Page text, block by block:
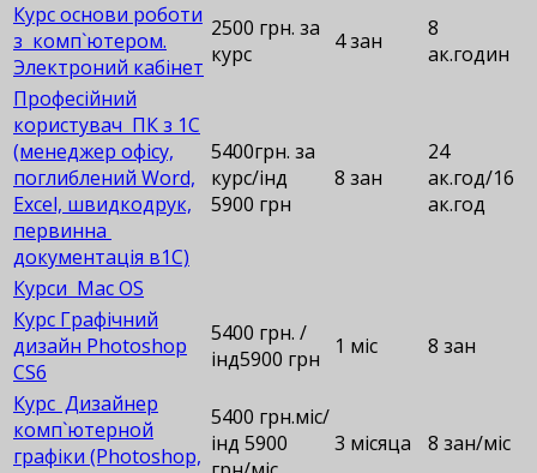
Курс основи роботи
з комп`ютером.
Электроний кабінет
2500 грн. за
курс
4 зан
8
ак.годин
Професійний
користувач ПК з 1С
(менеджер офісу,
поглиблений Word,
Excel, швидкодрук,
первинна
документація в1С)
5400грн. за
курс/інд
5900 грн
8 зан
24
ак.год/16
ак.год
Курси Mac OS
Курс Графічний
дизайн Photoshop
CS6
5400 грн. /
інд5900 грн
1 міс 8 зан
Курс Дизайнер
комп`ютерной
графіки (Photoshop,
5400 грн.міс/
інд 5900
3 місяца 8 зан/міс